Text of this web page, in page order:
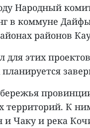
Народный
в коммуне
районов
этих
территорий. К
и Чаку и река